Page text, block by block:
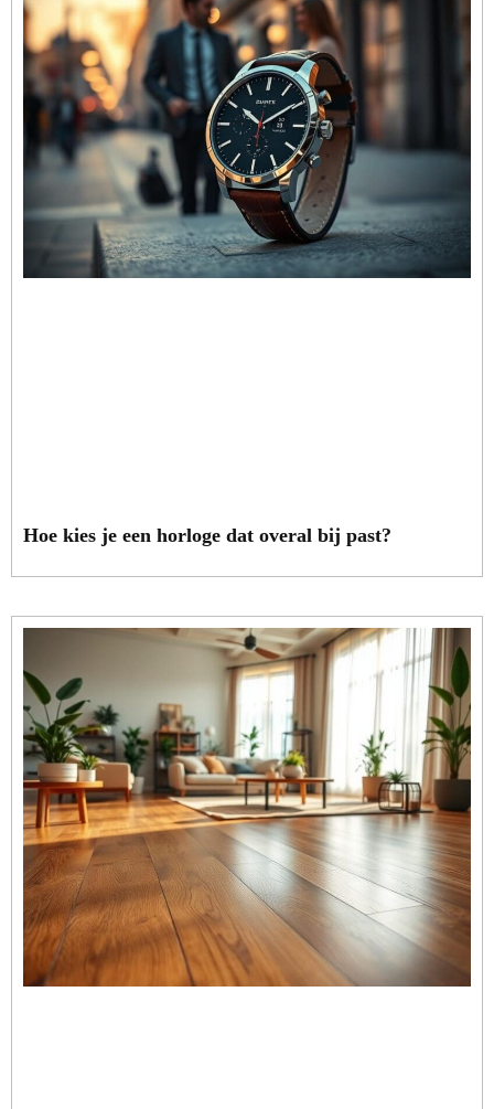
Hoe kies je een horloge dat overal bij past?